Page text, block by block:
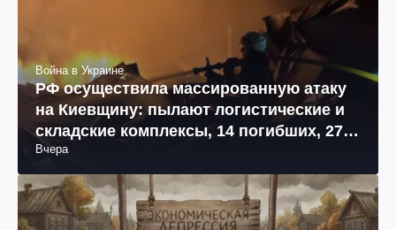
Война в Украине
РФ осуществила массированную атаку
на Киевщину: пылают логистические и
складские комплексы, 14 погибших, 27
раненых (фото, видео)
Вчера